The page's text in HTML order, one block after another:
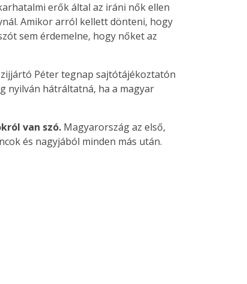
erők által az iráni nők ellen
Amikor arról kellett dönteni, hogy
sem érdemelne, hogy nőket az
Péter tegnap sajtótájékoztatón
nyilván hátráltatná, ha a magyar
van szó. Magyarország az első,
és nagyjából minden más után.